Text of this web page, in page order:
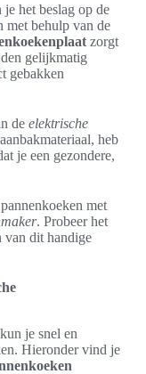
het beslag op de
met behulp van de
zorgt
gelijkmatig
gebakken
de elektrische
heb
je een gezondere,
met
. Probeer het
van dit handige
je snel en
Hieronder vind je